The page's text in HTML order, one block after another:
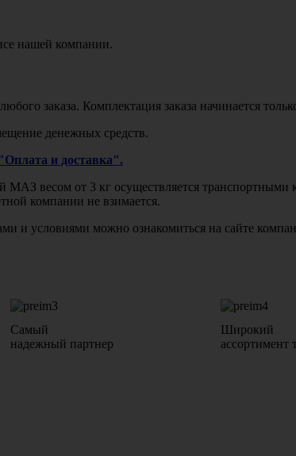
нашей компании.
заказа. Комплектация заказа начинается
денежных средств.
"Оплата и доставка".
МАЗ весом от 3 кг осуществляется
компании не взимается.
и условиями можно ознакомиться на сайте
Самый
надежный партнер
Широкий
ассортимент